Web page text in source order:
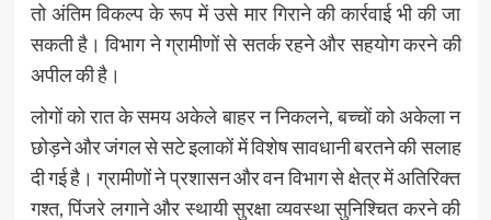
तो अंतिम विकल्प के रूप में उसे मार गिराने की कार्रवाई भी की जा
सकती है। विभाग ने ग्रामीणों से सतर्क रहने और सहयोग करने की
अपील की है।
लोगों को रात के समय अकेले बाहर न निकलने, बच्चों को अकेला न
छोड़ने और जंगल से सटे इलाकों में विशेष सावधानी बरतने की सलाह
दी गई है। ग्रामीणों ने प्रशासन और वन विभाग से क्षेत्र में अतिरिक्त
गश्त, पिंजरे लगाने और स्थायी सुरक्षा व्यवस्था सुनिश्चित करने की